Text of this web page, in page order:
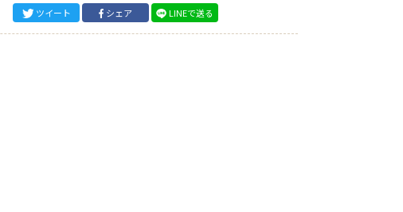
ツイート シェア LINEで送る